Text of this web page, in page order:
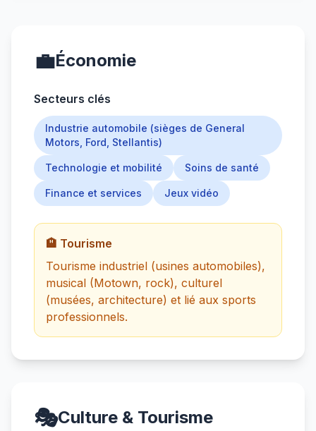
💼Économie
Secteurs clés
Industrie automobile (sièges de General
Motors, Ford, Stellantis)
Technologie et mobilité Soins de santé
Finance et services Jeux vidéo
🏨 Tourisme
Tourisme industriel (usines automobiles),
musical (Motown, rock), culturel
(musées, architecture) et lié aux sports
professionnels.
🎭Culture & Tourisme